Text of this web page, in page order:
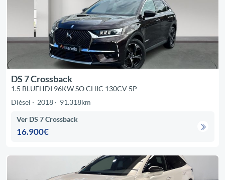
DS 7 Crossback
1.5 BLUEHDI 96KW SO CHIC 130CV 5P
Diésel
2018 91.318km
Ver DS 7 Crossback
16.900€